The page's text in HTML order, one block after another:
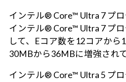
インテル® Core™ Ultra 7 プ
インテル® Core™ Ultra 7 プ
して、Eコア数を12コアから
30MBから36MBに増強されて
インテル® Core™ Ultra 5 プ